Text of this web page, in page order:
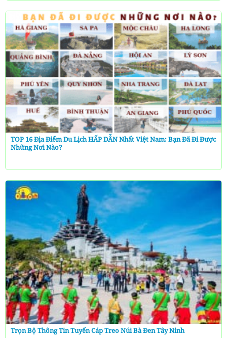
TOP 16 Địa Điểm Du Lịch HẤP DẪN Nhất Việt Nam: Bạn Đã Đi Được
Những Nơi Nào?
Trọn Bộ Thông Tin Tuyến Cáp Treo Núi Bà Đen Tây Ninh